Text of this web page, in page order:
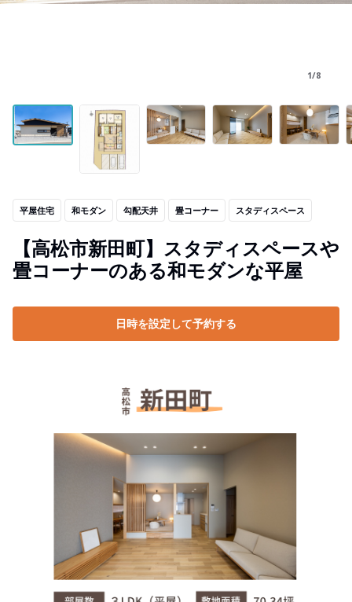
1/8
平屋住宅 和モダン 勾配天井 畳コーナー スタディスペース
【高松市新田町】スタディスペースや
畳コーナーのある和モダンな平屋
日時を設定して予約する